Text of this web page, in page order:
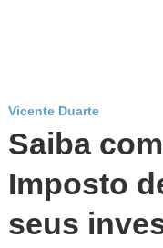
Vicente Duarte
Saiba
Imposto
seus